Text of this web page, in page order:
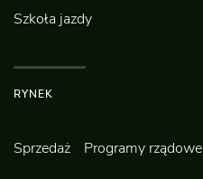
Szkoła jazdy
RYNEK
Sprzedaż Programy rządowe